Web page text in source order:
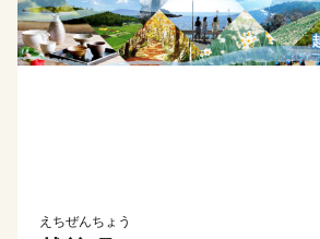
えちぜんちょう